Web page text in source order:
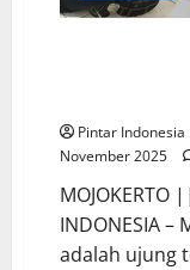
Pintar Indonesia
November 2025
MOJOKERTO
INDONESIA –
adalah ujung